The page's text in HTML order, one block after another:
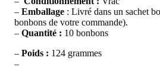
– Emballage : Livré dans un sachet
bonbons de votre commande).
– Quantité : 10 bonbons
– Poids : 124 grammes
–